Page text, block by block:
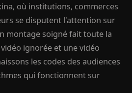
où institutions, commerces
se disputent l'attention sur
montage soigné fait toute la
ignorée et une vidéo
les codes des audiences
qui fonctionnent sur